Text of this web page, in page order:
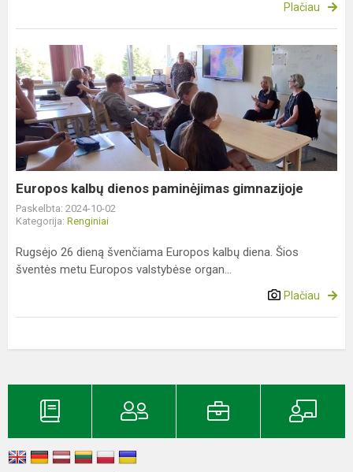
Plačiau
Europos
kalbų
dienos
paminėjimas
gimnazijoje
Europos kalbų dienos paminėjimas gimnazijoje
Paskelbta: 2024-10-02
Kategorija: Renginiai
Rugsėjo 26 dieną švenčiama Europos kalbų diena. Šios
šventės metu Europos valstybėse organ...
Plačiau